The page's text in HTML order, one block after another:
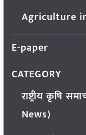
Agriculture
E-paper
CATEGORY
राष्ट्रीय कृषि
News)